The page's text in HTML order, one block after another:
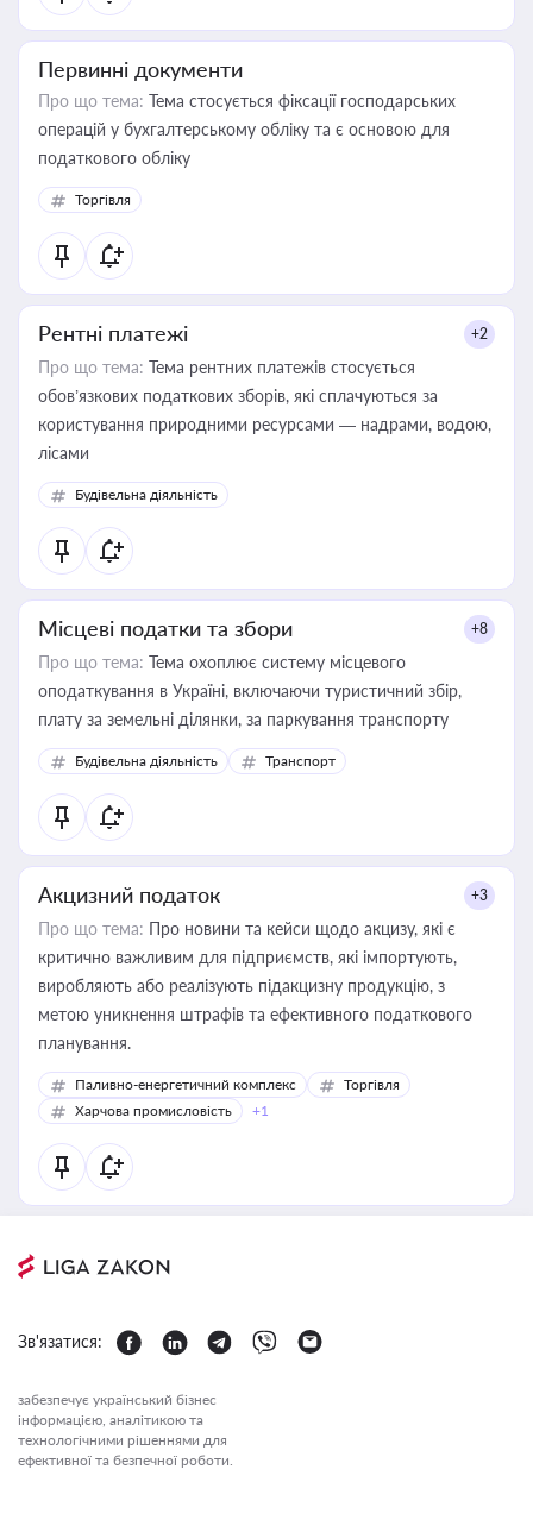
Первинні документи
Про що тема: Тема стосується фіксації господарських
операцій у бухгалтерському обліку та є основою для
податкового обліку
Торгівля
Рентні платежі +2
Про що тема: Тема рентних платежів стосується
обов’язкових податкових зборів, які сплачуються за
користування природними ресурсами — надрами, водою,
лісами
Будівельна діяльність
Місцеві податки та збори +8
Про що тема: Тема охоплює систему місцевого
оподаткування в Україні, включаючи туристичний збір,
плату за земельні ділянки, за паркування транспорту
Будівельна діяльність Транспорт
Акцизний податок +3
Про що тема: Про новини та кейси щодо акцизу, які є
критично важливим для підприємств, які імпортують,
виробляють або реалізують підакцизну продукцію, з
метою уникнення штрафів та ефективного податкового
планування.
Паливно-енергетичний комплекс
Торгівля
Харчова промисловість
+1
Зв'язатися:
забезпечує український бізнес
інформацією, аналітикою та
технологічними рішеннями для
ефективної та безпечної роботи.